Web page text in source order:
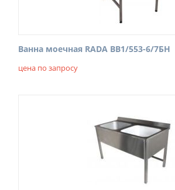
Ванна моечная RADA ВВ1/553-6/7БН
цена по запросу